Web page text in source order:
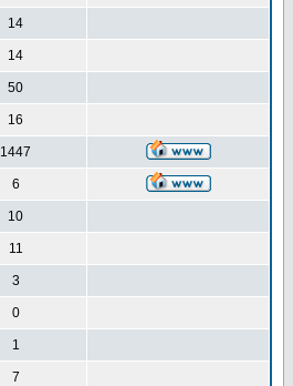
14
14
50
16
1447
6
10
11
3
0
1
7